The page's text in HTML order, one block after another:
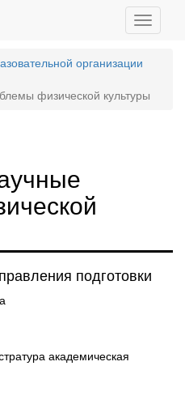
Toggle
организации
физической культуры
подготовки
академическая